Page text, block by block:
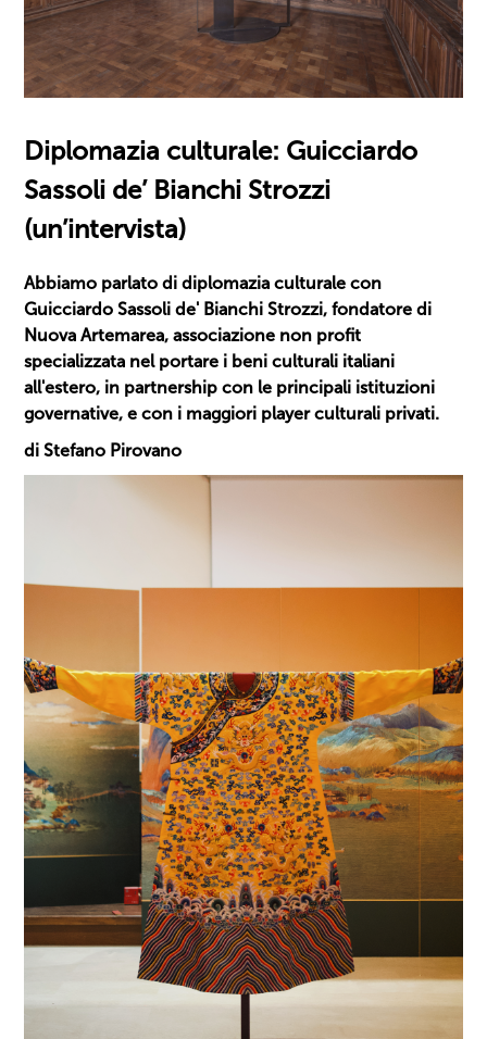
Diplomazia culturale: Guicciardo
Sassoli de’ Bianchi Strozzi
(un’intervista)
Abbiamo parlato di diplomazia culturale con
Guicciardo Sassoli de' Bianchi Strozzi, fondatore di
Nuova Artemarea, associazione non profit
specializzata nel portare i beni culturali italiani
all'estero, in partnership con le principali istituzioni
governative, e con i maggiori player culturali privati.
di Stefano Pirovano